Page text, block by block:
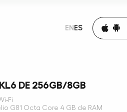
EN ES
DE 256GB/8GB
Fi
G81 Octa Core 4 GB de RAM